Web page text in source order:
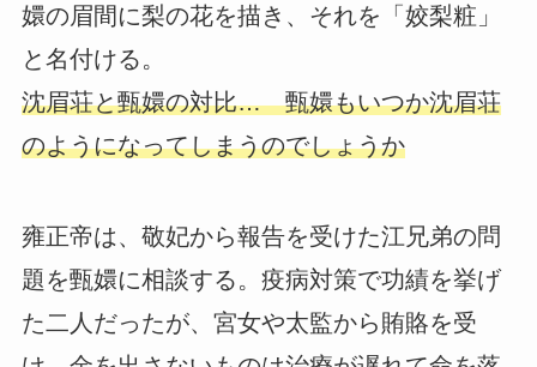
嬛の眉間に梨の花を描き、それを「姣梨粧」
と名付ける。
沈眉荘と甄嬛の対比… 甄嬛もいつか沈眉荘
のようになってしまうのでしょうか
雍正帝は、敬妃から報告を受けた江兄弟の問
題を甄嬛に相談する。疫病対策で功績を挙げ
た二人だったが、宮女や太監から賄賂を受